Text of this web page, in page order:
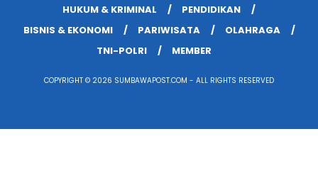
HUKUM & KRIMINAL
PENDIDIKAN
BISNIS & EKONOMI
PARIWISATA
OLAHRAGA
TNI-POLRI
MEMBER
COPYRIGHT © 2026 SUMBAWAPOST.COM - ALL RIGHTS RESERVED